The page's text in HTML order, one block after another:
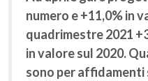
numero e +11,0% in
quadrimestre 2021
in valore sul 2020.
sono per affidamenti